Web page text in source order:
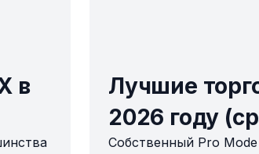
в
Лучшие
2026 году
Собственный Pro